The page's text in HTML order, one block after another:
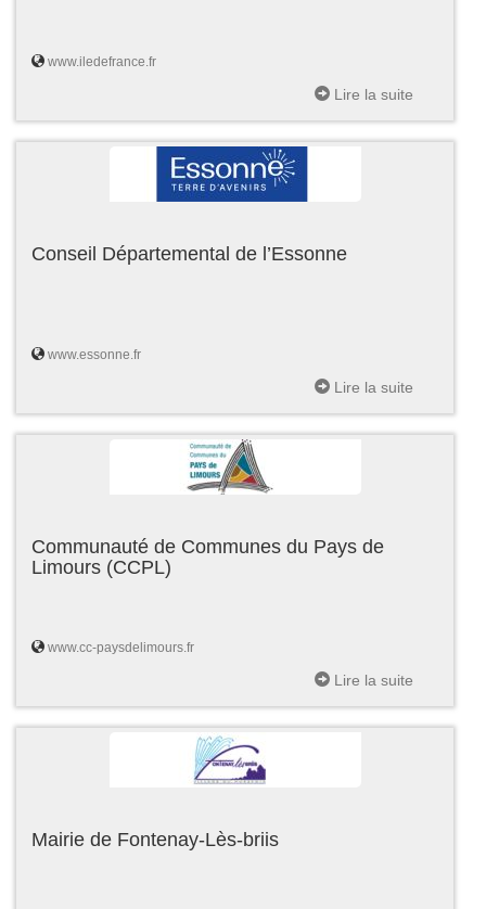
www.iledefrance.fr
Lire la suite
Conseil Départemental de l’Essonne
www.essonne.fr
Lire la suite
Communauté de Communes du Pays de
Limours (CCPL)
www.cc-paysdelimours.fr
Lire la suite
Mairie de Fontenay-Lès-briis